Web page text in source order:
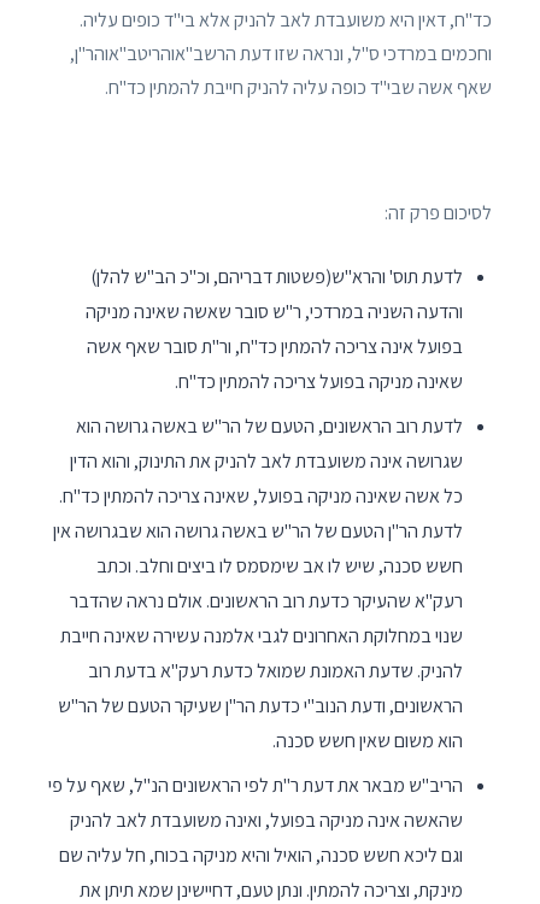
כד"ח, דאין היא משועבדת לאב להניק אלא בי"ד כופים עליה.
וחכמים במרדכי ס"ל, ונראה שזו דעת הרשב"אוהריטב"אוהר"ן,
שאף אשה שבי"ד כופה עליה להניק חייבת להמתין כד"ח.
לסיכום פרק זה:
לדעת תוס' והרא"ש(פשטות דבריהם, וכ"כ הב"ש להלן)
והדעה השניה במרדכי, ר"ש סובר שאשה שאינה מניקה
בפועל אינה צריכה להמתין כד"ח, ור"ת סובר שאף אשה
שאינה מניקה בפועל צריכה להמתין כד"ח.
לדעת רוב הראשונים, הטעם של הר"ש באשה גרושה הוא
שגרושה אינה משועבדת לאב להניק את התינוק, והוא הדין
כל אשה שאינה מניקה בפועל, שאינה צריכה להמתין כד"ח.
לדעת הר"ן הטעם של הר"ש באשה גרושה הוא שבגרושה אין
חשש סכנה, שיש לו אב שימסמס לו ביצים וחלב. וכתב
רעק"א שהעיקר כדעת רוב הראשונים. אולם נראה שהדבר
שנוי במחלוקת האחרונים לגבי אלמנה עשירה שאינה חייבת
להניק. שדעת האמונת שמואל כדעת רעק"א בדעת רוב
הראשונים, ודעת הנוב"י כדעת הר"ן שעיקר הטעם של הר"ש
הוא משום שאין חשש סכנה.
הריב"ש מבאר את דעת ר"ת לפי הראשונים הנ"ל, שאף על פי
שהאשה אינה מניקה בפועל, ואינה משועבדת לאב להניק
וגם ליכא חשש סכנה, הואיל והיא מניקה בכוח, חל עליה שם
מינקת, וצריכה להמתין. ונתן טעם, דחיישינן שמא תיתן את